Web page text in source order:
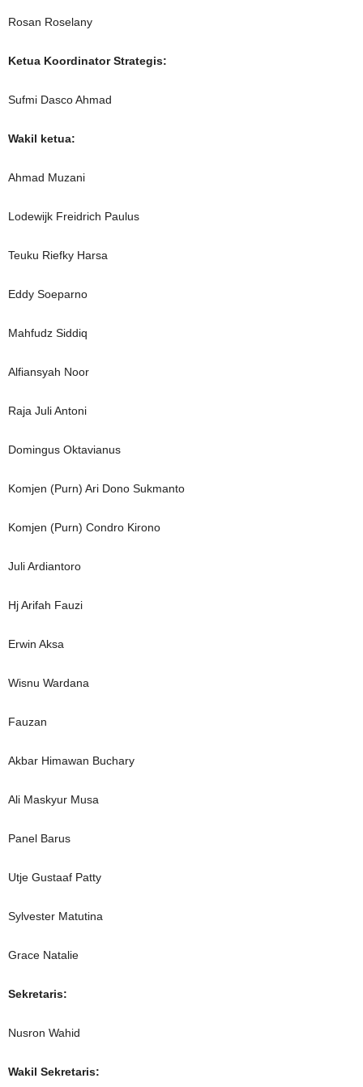
Rosan Roselany
Ketua Koordinator Strategis:
Sufmi Dasco Ahmad
Wakil ketua:
Ahmad Muzani
Lodewijk Freidrich Paulus
Teuku Riefky Harsa
Eddy Soeparno
Mahfudz Siddiq
Alfiansyah Noor
Raja Juli Antoni
Domingus Oktavianus
Komjen (Purn) Ari Dono Sukmanto
Komjen (Purn) Condro Kirono
Juli Ardiantoro
Hj Arifah Fauzi
Erwin Aksa
Wisnu Wardana
Fauzan
Akbar Himawan Buchary
Ali Maskyur Musa
Panel Barus
Utje Gustaaf Patty
Sylvester Matutina
Grace Natalie
Sekretaris:
Nusron Wahid
Wakil Sekretaris: